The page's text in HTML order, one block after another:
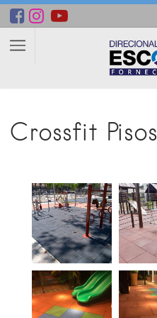
Crossfit Pisos